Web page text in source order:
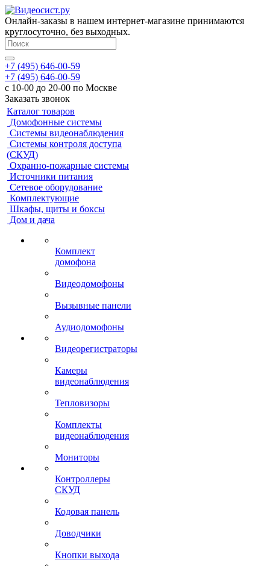
Онлайн-заказы в нашем интернет-магазине принимаются
круглосуточно, без выходных.
+7 (495) 646-00-59
+7 (495) 646-00-59
с 10-00 до 20-00 по Москве
Заказать звонок
Каталог товаров
Домофонные системы
Системы видеонаблюдения
Системы контроля доступа
(СКУД)
Охранно-пожарные системы
Источники питания
Сетевое оборудование
Комплектующие
Шкафы, щиты и боксы
Дом и дача
Комплект
домофона
Видеодомофоны
Вызывные панели
Аудиодомофоны
Видеорегистраторы
Камеры
видеонаблюдения
Тепловизоры
Комплекты
видеонаблюдения
Мониторы
Контроллеры
СКУД
Кодовая панель
Доводчики
Кнопки выхода